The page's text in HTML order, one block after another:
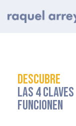
DESCUBRE
LAS 4
FUNCIONEN